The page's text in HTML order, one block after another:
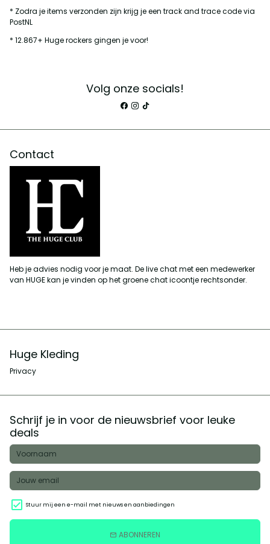
* Zodra je items verzonden zijn krijg je een track and trace code via
PostNL
* 12.867+ Huge rockers gingen je voor!
Volg onze socials!
Contact
Heb je advies nodig voor je maat. De live chat met een medewerker
van HUGE kan je vinden op het groene chat icoontje rechtsonder.
Huge Kleding
Privacy
Schrijf je in voor de nieuwsbrief voor leuke
deals
Stuur mij een e-mail met nieuws en aanbiedingen
email ABONNEREN